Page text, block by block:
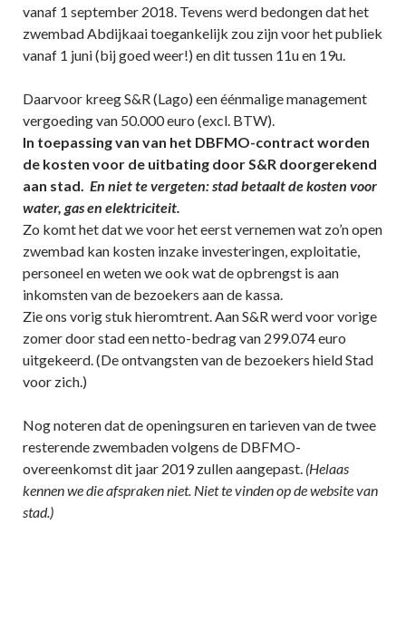
vanaf 1 september 2018. Tevens werd bedongen dat het
zwembad Abdijkaai toegankelijk zou zijn voor het publiek
vanaf 1 juni (bij goed weer!) en dit tussen 11u en 19u.
Daarvoor kreeg S&R (Lago) een éénmalige management
vergoeding van 50.000 euro (excl. BTW).
In toepassing van van het DBFMO-contract worden
de kosten voor de uitbating door S&R doorgerekend
aan stad. En niet te vergeten: stad betaalt de kosten voor
water, gas en elektriciteit.
Zo komt het dat we voor het eerst vernemen wat zo’n open
zwembad kan kosten inzake investeringen, exploitatie,
personeel en weten we ook wat de opbrengst is aan
inkomsten van de bezoekers aan de kassa.
Zie ons vorig stuk hieromtrent. Aan S&R werd voor vorige
zomer door stad een netto-bedrag van 299.074 euro
uitgekeerd. (De ontvangsten van de bezoekers hield Stad
voor zich.)
Nog noteren dat de openingsuren en tarieven van de twee
resterende zwembaden volgens de DBFMO-
overeenkomst dit jaar 2019 zullen aangepast. (Helaas
kennen we die afspraken niet. Niet te vinden op de website van
stad.)